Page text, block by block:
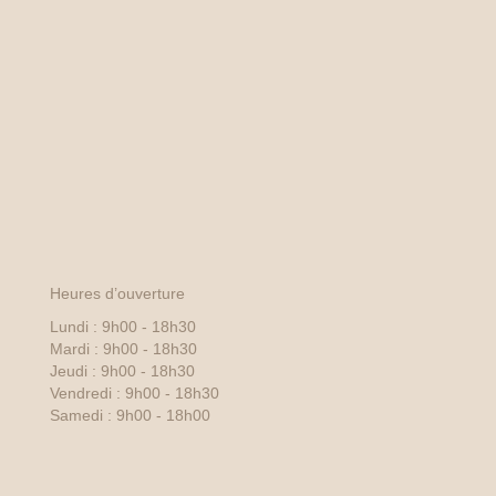
Heures d’ouverture
Lundi : 9h00 - 18h30
Mardi : 9h00 - 18h30
Jeudi : 9h00 - 18h30
Vendredi : 9h00 - 18h30
Samedi : 9h00 - 18h00